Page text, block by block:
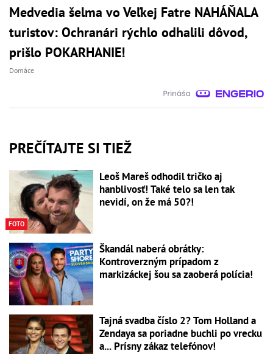
Medvedia šelma vo Veľkej Fatre NAHÁŇALA
turistov: Ochranári rýchlo odhalili dôvod,
prišlo POKARHANIE!
Domáce
PREČÍTAJTE SI TIEŽ
FOTO
Leoš Mareš odhodil tričko aj
hanblivosť! Také telo sa len tak
nevidí, on že má 50?!
Škandál naberá obrátky:
Kontroverzným prípadom z
markizáckej šou sa zaoberá polícia!
Tajná svadba číslo 2? Tom Holland a
Zendaya sa poriadne buchli po vrecku
a... Prísny zákaz telefónov!